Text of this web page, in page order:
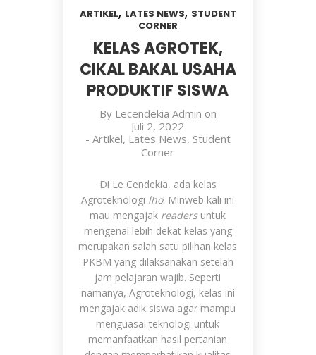
ARTIKEL, LATES NEWS, STUDENT
CORNER
KELAS AGROTEK,
CIKAL BAKAL USAHA
PRODUKTIF SISWA
By Lecendekia Admin on
Juli 2, 2022
- Artikel, Lates News, Student
Corner
Di Le Cendekia, ada kelas
Agroteknologi lho! Minweb kali ini
mau mengajak readersuntuk
mengenal lebih dekat kelas yang
merupakan salah satu pilihan kelas
PKBM yang dilaksanakan setelah
jam pelajaran wajib. Seperti
namanya, Agroteknologi, kelas ini
mengajak adik siswa agar mampu
menguasai teknologi untuk
memanfaatkan hasil pertanian